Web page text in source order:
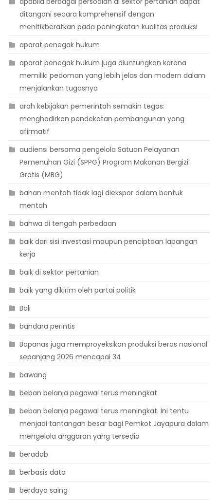
ditangani secara komprehensif dengan
menitikberatkan pada peningkatan kualitas produksi
aparat penegak hukum
aparat penegak hukum juga diuntungkan karena
memiliki pedoman yang lebih jelas dan modern dalam
menjalankan tugasnya
arah kebijakan pemerintah semakin tegas:
menghadirkan pendekatan pembangunan yang
afirmatif
audiensi bersama pengelola Satuan Pelayanan
Pemenuhan Gizi (SPPG) Program Makanan Bergizi
Gratis (MBG)
bahan mentah tidak lagi diekspor dalam bentuk
mentah
bahwa di tengah perbedaan
baik dari sisi investasi maupun penciptaan lapangan
kerja
baik di sektor pertanian
baik yang dikirim oleh partai politik
Bali
bandara perintis
Bapanas juga memproyeksikan produksi beras nasional
sepanjang 2026 mencapai 34
bawang
beban belanja pegawai terus meningkat
beban belanja pegawai terus meningkat. Ini tentu
menjadi tantangan besar bagi Pemkot Jayapura dalam
mengelola anggaran yang tersedia
beradab
berbasis data
berdaya saing